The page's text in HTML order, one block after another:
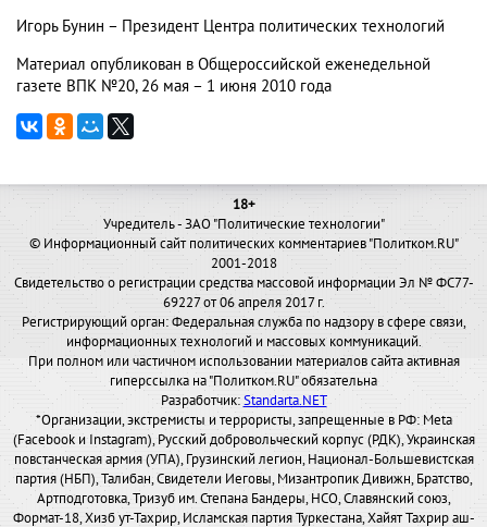
Игорь Бунин – Президент Центра политических технологий
Материал опубликован в Общероссийской еженедельной
газете ВПК №20, 26 мая – 1 июня 2010 года
18+
Учредитель - ЗАО "Политические технологии"
© Информационный сайт политических комментариев "Политком.RU"
2001-2018
Свидетельство о регистрации средства массовой информации Эл № ФС77-
69227 от 06 апреля 2017 г.
Регистрирующий орган: Федеральная служба по надзору в сфере связи,
информационных технологий и массовых коммуникаций.
При полном или частичном использовании материалов сайта активная
гиперссылка на "Политком.RU" обязательна
Разработчик:Standarta.NET
*Организации, экстремисты и террористы, запрещенные в РФ: Meta
(Facebook и Instagram), Русский добровольческий корпус (РДК), Украинская
повстанческая армия (УПА), Грузинский легион, Национал-Большевистская
партия (НБП), Талибан, Свидетели Иеговы, Мизантропик Дивижн, Братство,
Артподготовка, Тризуб им. Степана Бандеры, НСО, Славянский союз,
Формат-18, Хизб ут-Тахрир, Исламская партия Туркестана, Хайят Тахрир аш-